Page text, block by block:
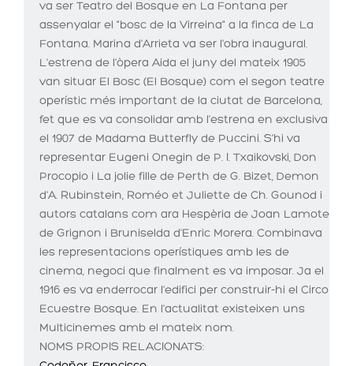
va ser Teatro del Bosque en La Fontana per
assenyalar el "bosc de la Virreina" a la finca de La
Fontana. Marina d'Arrieta va ser l'obra inaugural.
L'estrena de l'òpera Aida el juny del mateix 1905
van situar El Bosc (El Bosque) com el segon teatre
operístic més important de la ciutat de Barcelona,
fet que es va consolidar amb l’estrena en exclusiva
el 1907 de Madama Butterfly de Puccini. S’hi va
representar Eugeni Onegin de P. I. Txaikovski, Don
Procopio i La jolie fille de Perth de G. Bizet, Demon
d'A. Rubinstein, Roméo et Juliette de Ch. Gounod i
autors catalans com ara Hespèria de Joan Lamote
de Grignon i Bruniselda d'Enric Morera. Combinava
les representacions operístiques amb les de
cinema, negoci que finalment es va imposar. Ja el
1916 es va enderrocar l'edifici per construir-hi el Circo
Ecuestre Bosque. En l'actualitat existeixen uns
Multicinemes amb el mateix nom.
NOMS PROPIS RELACIONATS: